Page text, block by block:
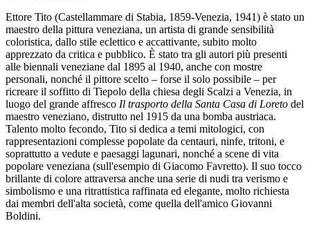
Ettore Tito (Castellammare di Stabia, 1859-Venezia, 1941) è stato un
maestro della pittura veneziana, un artista di grande sensibilità
coloristica, dallo stile eclettico e accattivante, subito molto
apprezzato da critica e pubblico. È stato tra gli autori più presenti
alle biennali veneziane dal 1895 al 1940, anche con mostre
personali, nonché il pittore scelto – forse il solo possibile – per
ricreare il soffitto di Tiepolo della chiesa degli Scalzi a Venezia, in
luogo del grande affresco Il trasporto della Santa Casa di Loreto del
maestro veneziano, distrutto nel 1915 da una bomba austriaca.
Talento molto fecondo, Tito si dedica a temi mitologici, con
rappresentazioni complesse popolate da centauri, ninfe, tritoni, e
soprattutto a vedute e paesaggi lagunari, nonché a scene di vita
popolare veneziana (sull'esempio di Giacomo Favretto). Il suo tocco
brillante di colore attraversa anche una serie di nudi tra verismo e
simbolismo e una ritrattistica raffinata ed elegante, molto richiesta
dai membri dell'alta società, come quella dell'amico Giovanni
Boldini.